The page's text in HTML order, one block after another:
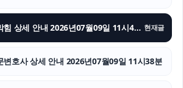
인스타 좋아요 구매
구로하수구막힘 상세 안내 2026년07월09일 11시45분 현재글
변호사 상세 안내 2026년07월09일 11시38분